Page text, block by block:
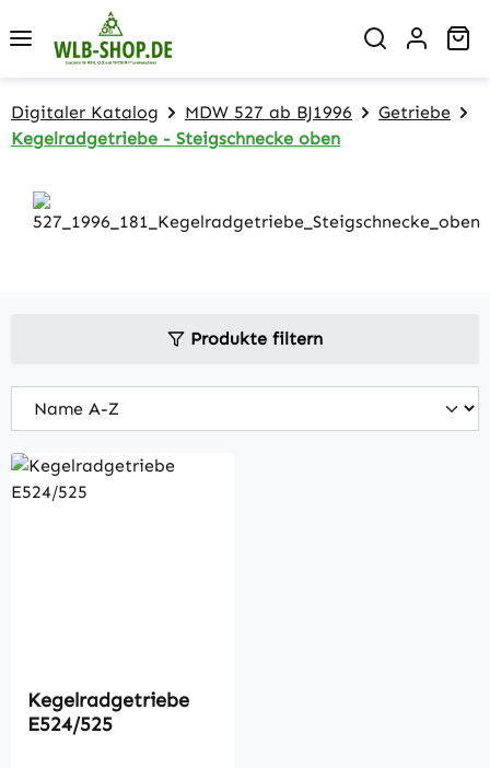
Zum Hauptinhalt springen
Digitaler Katalog MDW 527 ab BJ1996
Getriebe
Kegelradgetriebe - Steigschnecke oben
Produkte filtern
Kegelradgetriebe
E524/525